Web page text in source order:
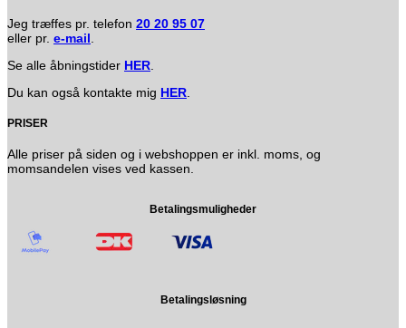
Jeg træffes pr. telefon 20 20 95 07
eller pr. e-mail
Se alle åbningstider HER
Du kan også kontakte mig HER
PRISER
Alle priser på siden og i webshoppen er inkl. moms, og
momsandelen vises ved kassen.
Betalingsmuligheder
Betalingsløsning